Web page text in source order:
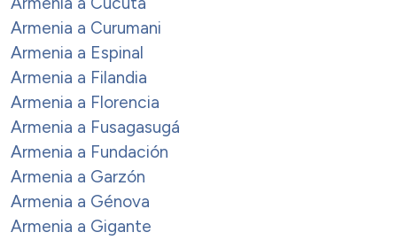
Armenia a Curumani
Armenia a Espinal
Armenia a Filandia
Armenia a Florencia
Armenia a Fusagasugá
Armenia a Fundación
Armenia a Garzón
Armenia a Génova
Armenia a Gigante